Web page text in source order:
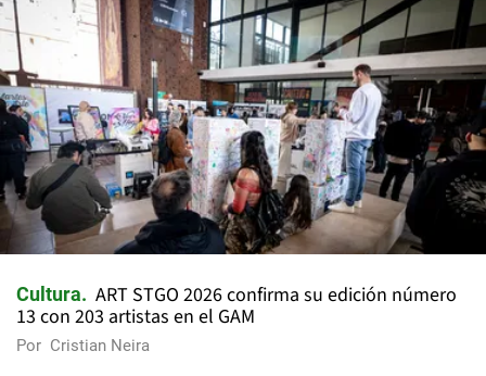
Cultura
ART STGO 2026 confirma su edición número
13 con 203 artistas en el GAM
Por Cristian Neira